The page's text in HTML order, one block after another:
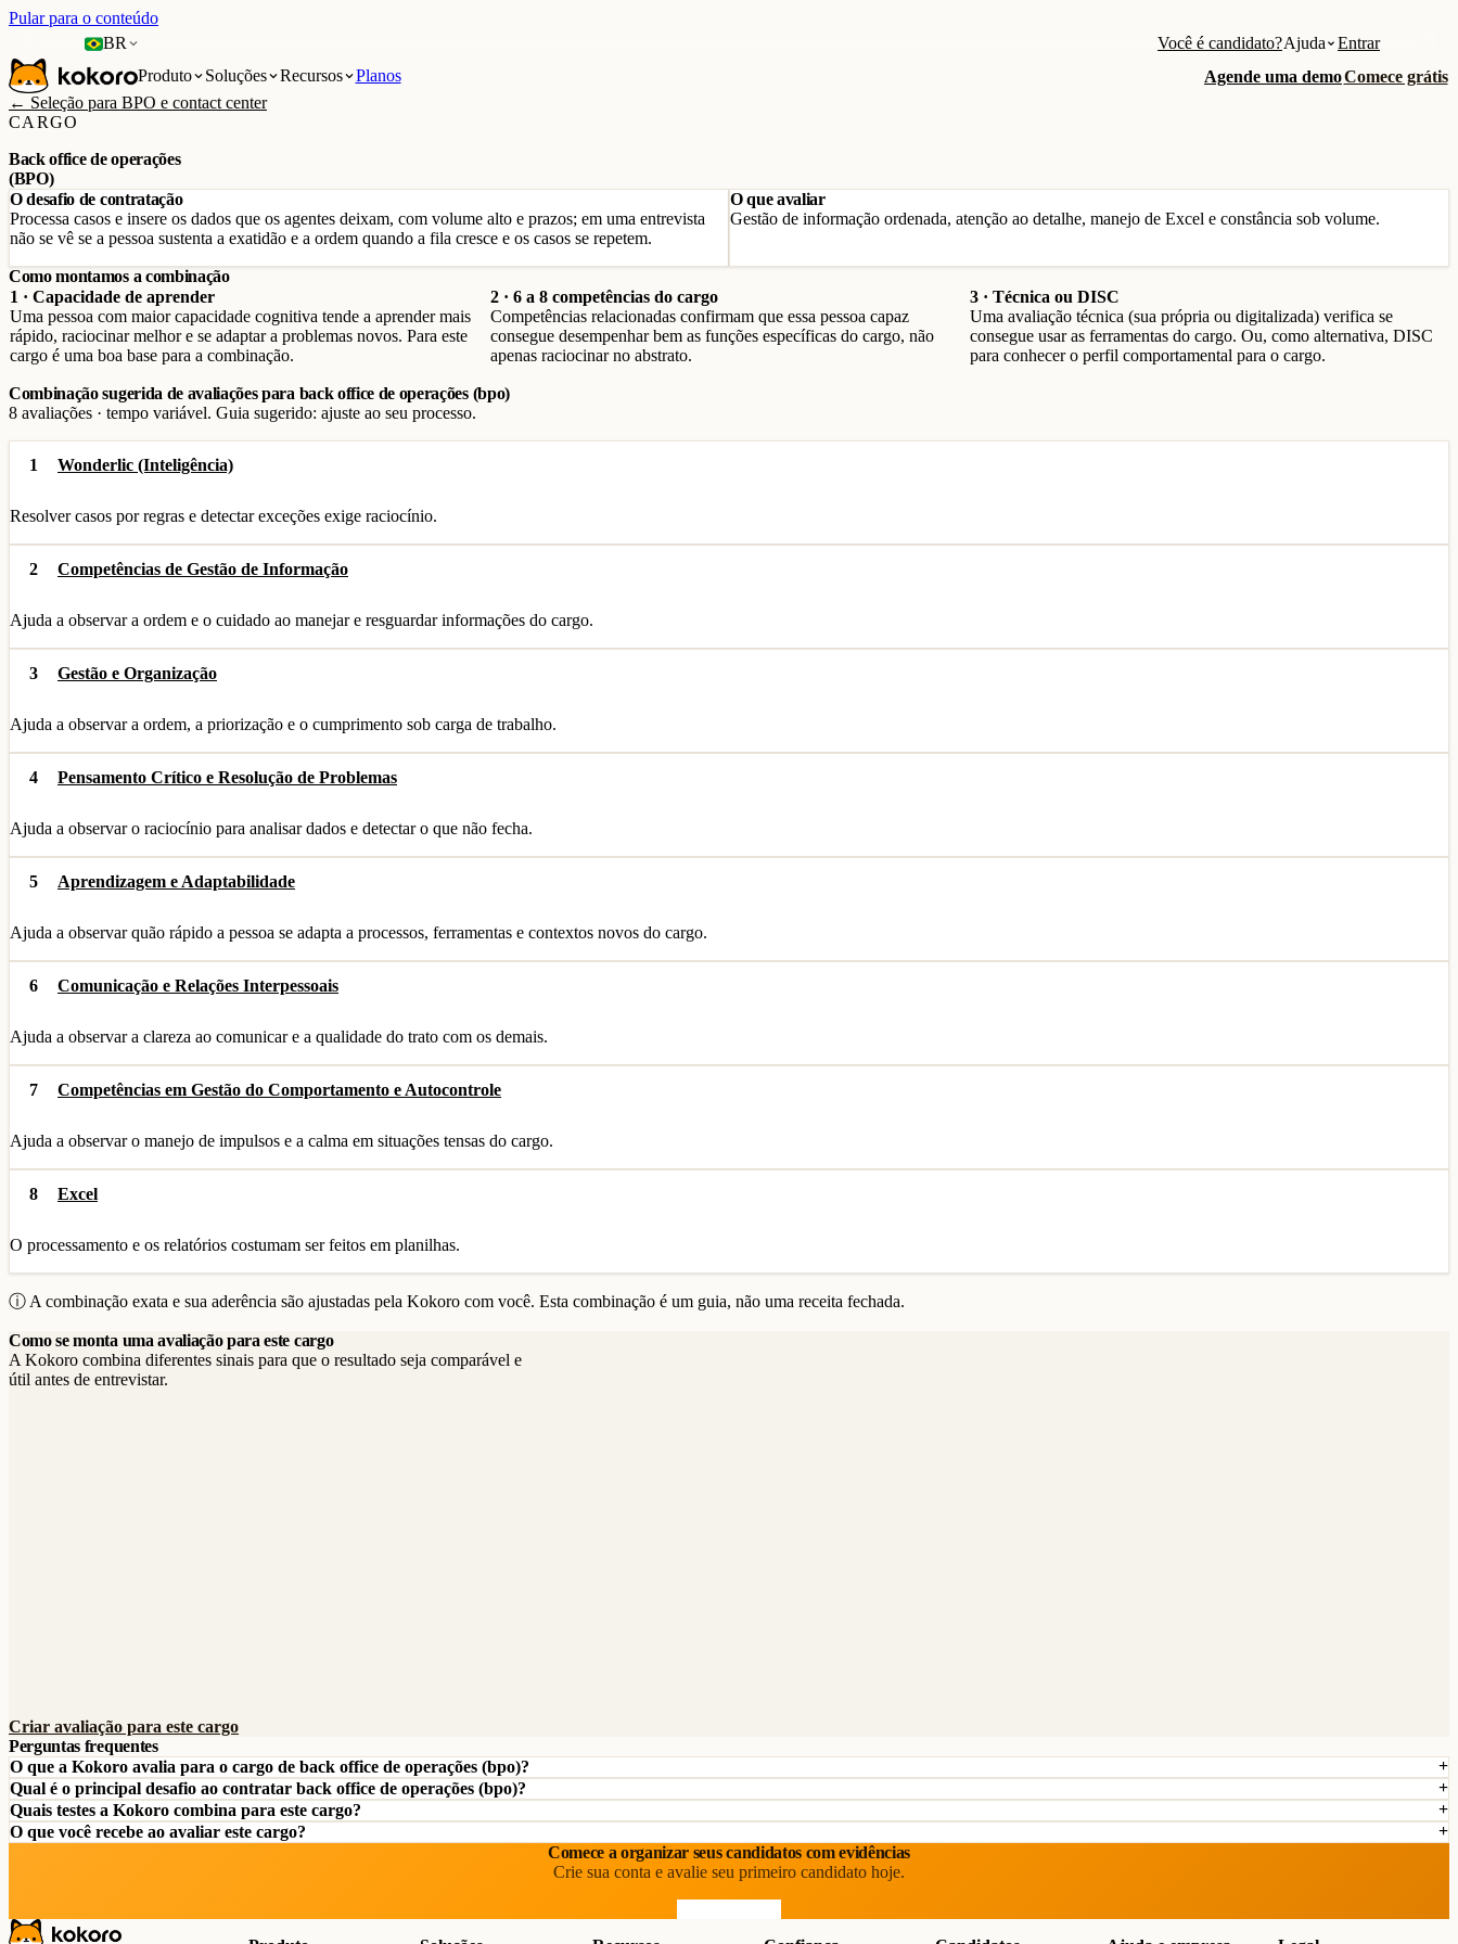
Pular para o conteúdo
BR
Você é candidato?Ajuda
Entrar
Produto
Soluções Recursos Planos Agende uma demoComece grátis
← Seleção para BPO e contact center
CARGO
Back office de operações
(BPO)
O desafio de contratação
Processa casos e insere os dados que os agentes deixam, com volume alto e prazos; em uma entrevista
não se vê se a pessoa sustenta a exatidão e a ordem quando a fila cresce e os casos se repetem.
O que avaliar
Gestão de informação ordenada, atenção ao detalhe, manejo de Excel e constância sob volume.
Como montamos a combinação
1 · Capacidade de aprender
Uma pessoa com maior capacidade cognitiva tende a aprender mais
rápido, raciocinar melhor e se adaptar a problemas novos. Para este
cargo é uma boa base para a combinação.
2 · 6 a 8 competências do cargo
Competências relacionadas confirmam que essa pessoa capaz
consegue desempenhar bem as funções específicas do cargo, não
apenas raciocinar no abstrato.
3 · Técnica ou DISC
Uma avaliação técnica (sua própria ou digitalizada) verifica se
consegue usar as ferramentas do cargo. Ou, como alternativa, DISC
para conhecer o perfil comportamental para o cargo.
Combinação sugerida de avaliações para back office de operações (bpo)
8 avaliações · tempo variável. Guia sugerido: ajuste ao seu processo.
1 Wonderlic (Inteligência)
Resolver casos por regras e detectar exceções exige raciocínio.
2 Competências de Gestão de Informação
Ajuda a observar a ordem e o cuidado ao manejar e resguardar informações do cargo.
3 Gestão e Organização
Ajuda a observar a ordem, a priorização e o cumprimento sob carga de trabalho.
4 Pensamento Crítico e Resolução de Problemas
Ajuda a observar o raciocínio para analisar dados e detectar o que não fecha.
5 Aprendizagem e Adaptabilidade
Ajuda a observar quão rápido a pessoa se adapta a processos, ferramentas e contextos novos do cargo.
6 Comunicação e Relações Interpessoais
Ajuda a observar a clareza ao comunicar e a qualidade do trato com os demais.
7 Competências em Gestão do Comportamento e Autocontrole
Ajuda a observar o manejo de impulsos e a calma em situações tensas do cargo.
8 Excel
O processamento e os relatórios costumam ser feitos em planilhas.
ⓘ A combinação exata e sua aderência são ajustadas pela Kokoro com você. Esta combinação é um guia, não uma receita fechada.
Como se monta uma avaliação para este cargo
A Kokoro combina diferentes sinais para que o resultado seja comparável e
útil antes de entrevistar.
Criar avaliação para este cargo
Perguntas frequentes
O que a Kokoro avalia para o cargo de back office de operações (bpo)?
Qual é o principal desafio ao contratar back office de operações (bpo)?
Quais testes a Kokoro combina para este cargo?
O que você recebe ao avaliar este cargo?
Comece a organizar seus candidatos com evidências
Crie sua conta e avalie seu primeiro candidato hoje.